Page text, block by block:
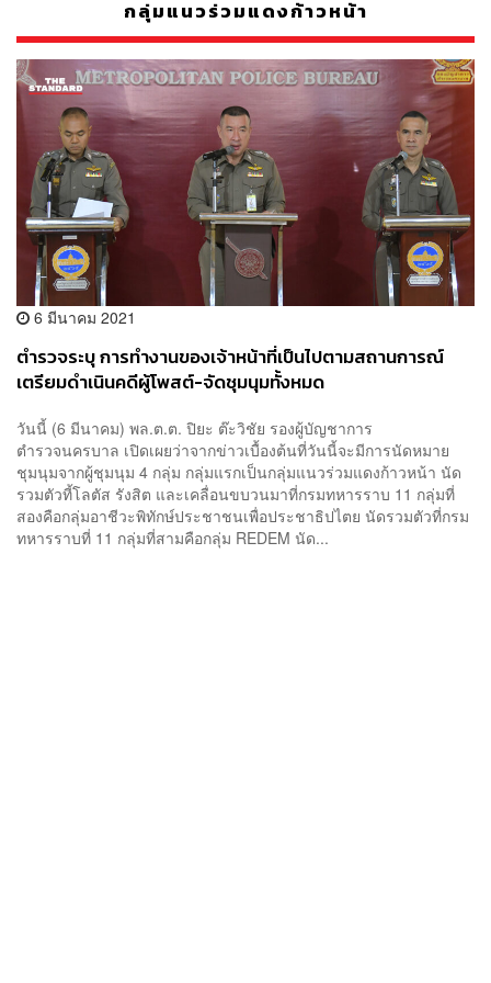
กลุ่มแนวร่วมแดงก้าวหน้า
6 มีนาคม 2021
ตำรวจระบุ การทำงานของเจ้าหน้าที่เป็นไปตามสถานการณ์
เตรียมดำเนินคดีผู้โพสต์-จัดชุมนุมทั้งหมด
วันนี้ (6 มีนาคม) พล.ต.ต. ปิยะ ต๊ะวิชัย รองผู้บัญชาการ
ตำรวจนครบาล เปิดเผยว่าจากข่าวเบื้องต้นที่วันนี้จะมีการนัดหมาย
ชุมนุมจากผู้ชุมนุม 4 กลุ่ม กลุ่มแรกเป็นกลุ่มแนวร่วมแดงก้าวหน้า นัด
รวมตัวที้โลตัส รังสิต และเคลื่อนขบวนมาที่กรมทหารราบ 11 กลุ่มที่
สองคือกลุ่มอาชีวะพิทักษ์ประชาชนเพื่อประชาธิปไตย นัดรวมตัวที่กรม
ทหารราบที่ 11 กลุ่มที่สามคือกลุ่ม REDEM นัด...